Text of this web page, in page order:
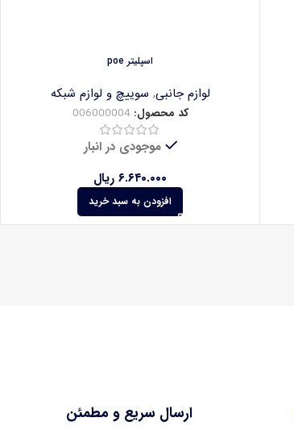
اسپلیتر poe
لوازم جانبی, سوییچ و لوازم شبکه
کد محصول:006000004
موجودی در انبار
۶.۶۴۰.۰۰۰ ریال
افزودن به سبد خرید
ارسال سریع و مطمئن